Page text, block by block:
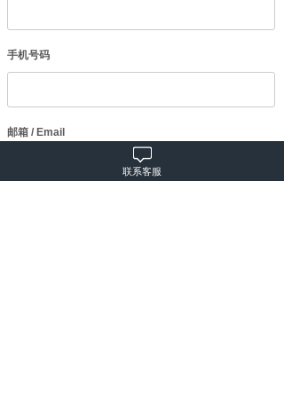
手机号码
邮箱 / Email
联系客服